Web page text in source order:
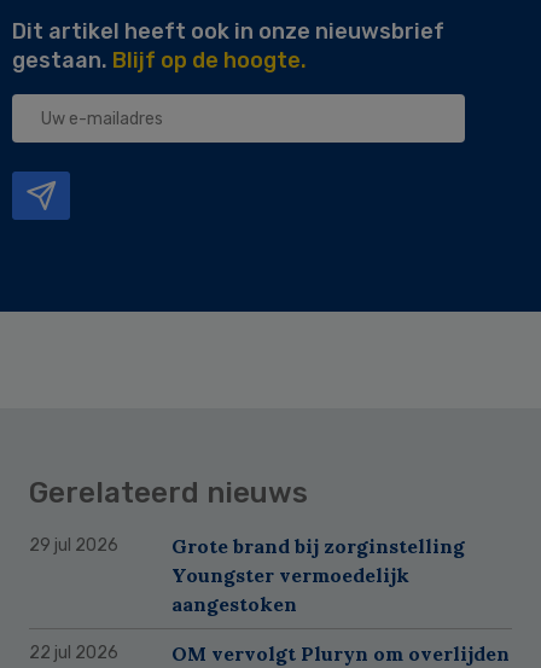
Dit artikel heeft ook in onze nieuwsbrief
gestaan. Blijf op de hoogte.
Uw
Gerelateerd nieuws
29 jul 2026
Grote brand bij zorginstelling
Youngster vermoedelijk
aangestoken
22 jul 2026
OM vervolgt Pluryn om overlijden